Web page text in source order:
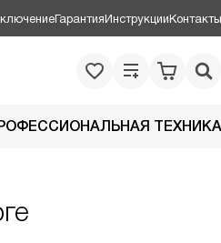
ГарантияИнструкцииКонтакты
ТЕХНИКА